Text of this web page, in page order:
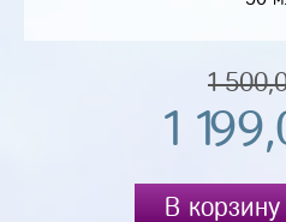
1
1
В корзину